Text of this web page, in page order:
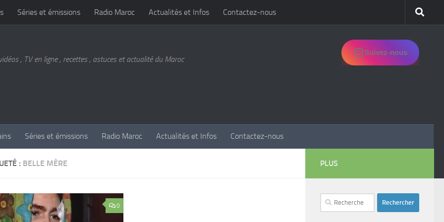
Séries et émissions Radio Maroc Actualités et Infos Contactez-nous
, TV en ligne , recettes , astuces et actualité du Maroc
Suivez-nous
Séries et émissions Radio Maroc Actualités et Infos Contactez-nous
: BELLE MÈRE
0
PLUS
Rechercher :